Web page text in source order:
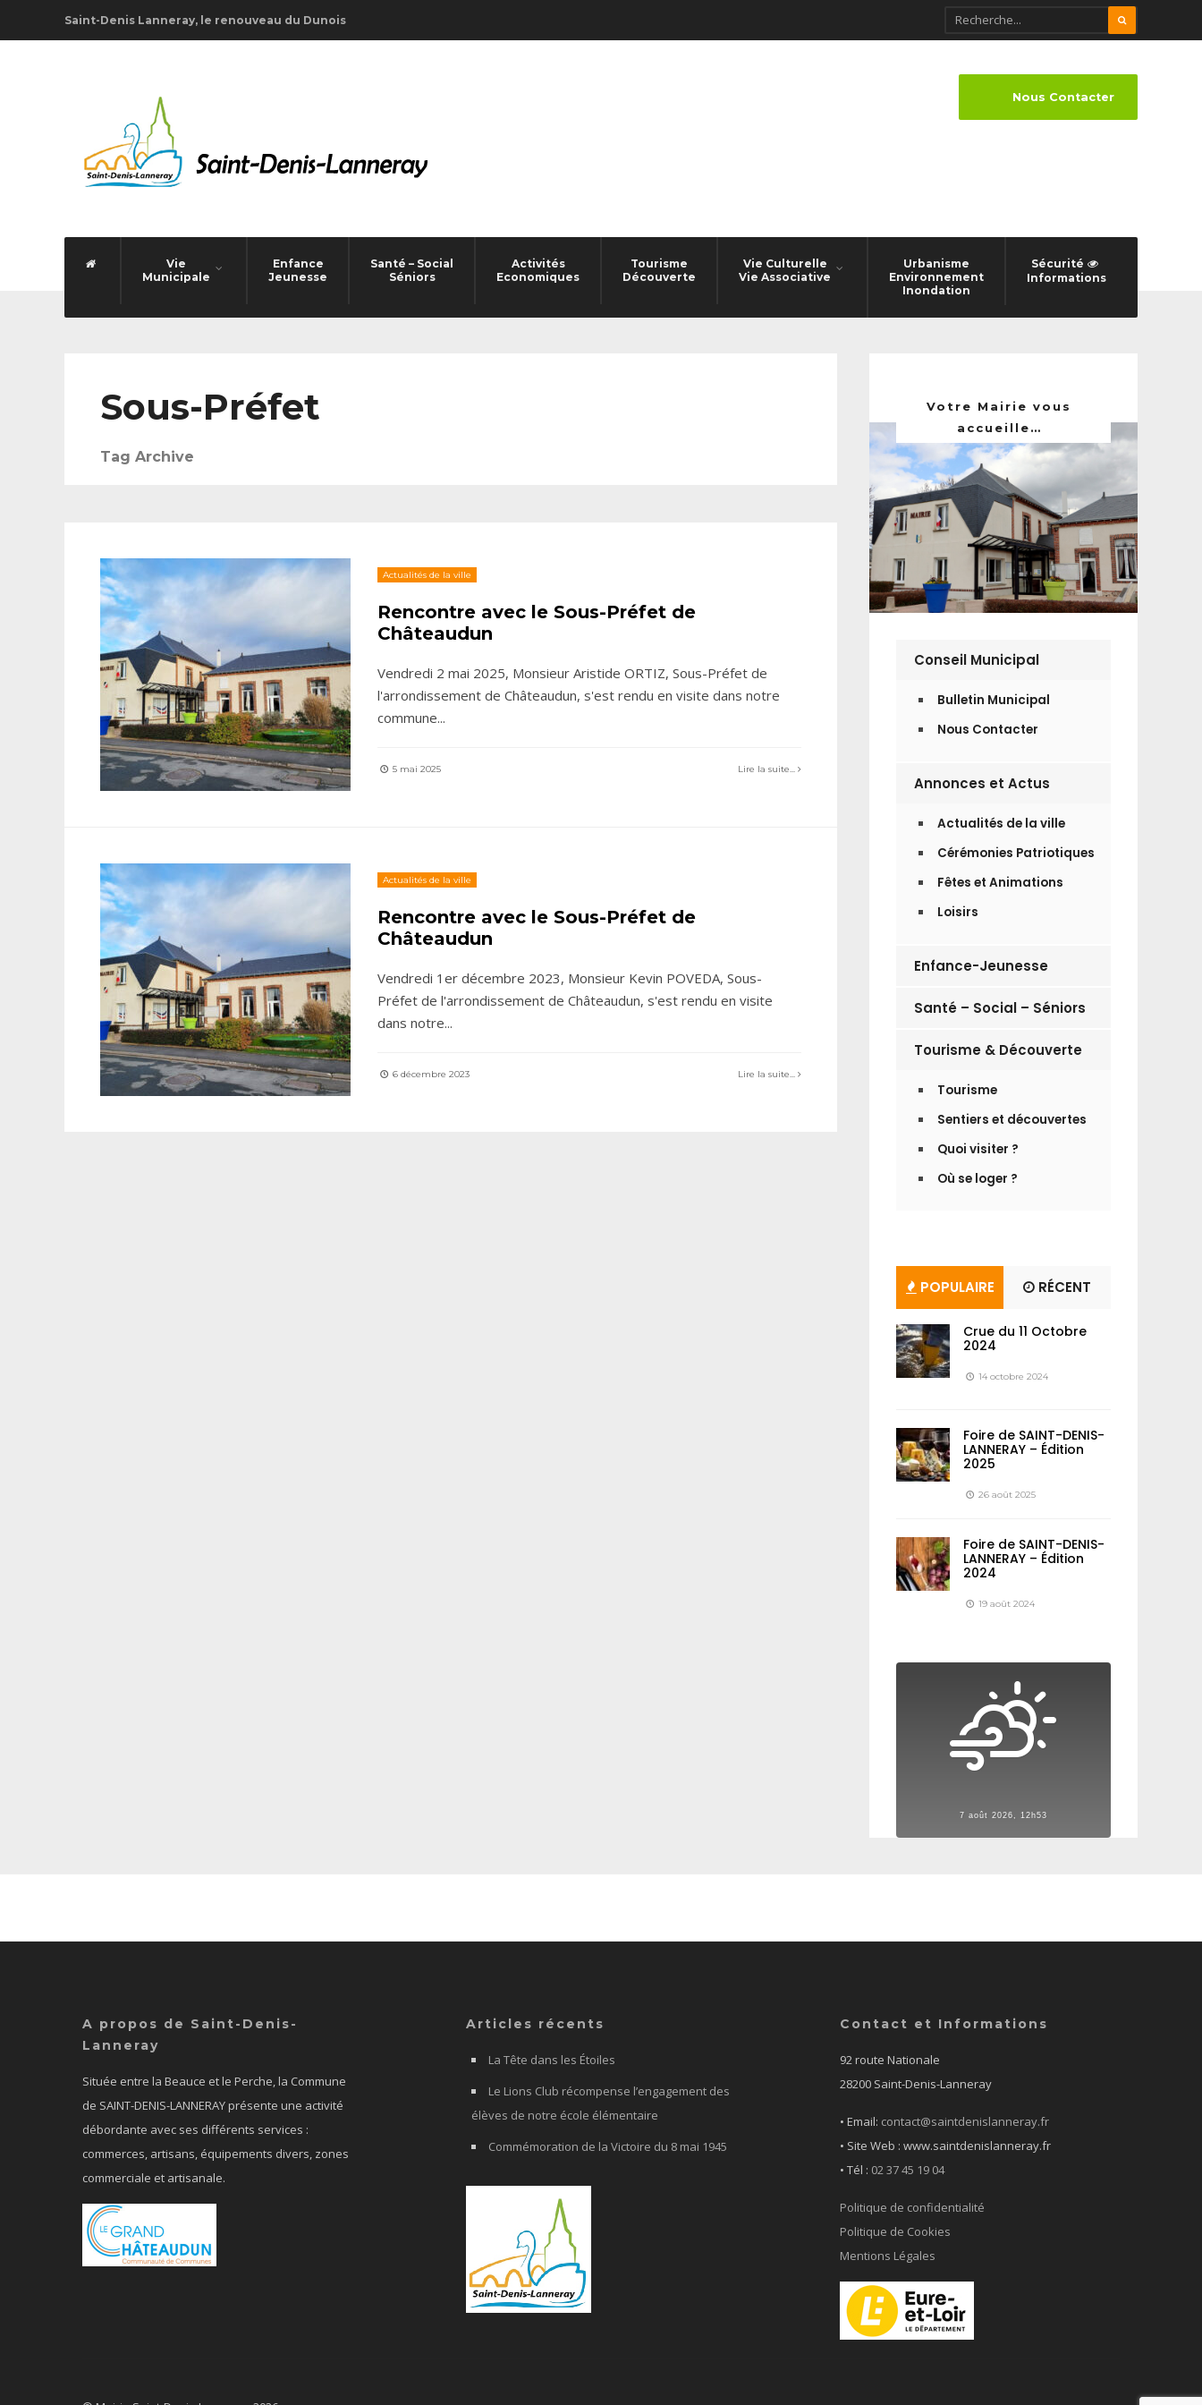
Saint-Denis Lanneray, le renouveau du Dunois
Vie
Municipale
Enfance
Jeunesse
Santé – Social
Séniors
Activités
Economiques
Tourisme
Découverte
Vie Culturelle
Vie Associative
Urbanisme
Environnement
Inondation
Sécurité
Informations
Nous Contacter
Sous-Préfet
Tag Archive
Actualités de la ville
Rencontre avec le Sous-Préfet de
Châteaudun
Vendredi 2 mai 2025, Monsieur Aristide ORTIZ, Sous-Préfet de
l'arrondissement de Châteaudun, s'est rendu en visite dans notre
commune...
5 mai 2025 Lire la suite...
Actualités de la ville
Rencontre avec le Sous-Préfet de
Châteaudun
Vendredi 1er décembre 2023, Monsieur Kevin POVEDA, Sous-
Préfet de l'arrondissement de Châteaudun, s'est rendu en visite
dans notre...
6 décembre 2023 Lire la suite...
Votre Mairie vous
accueille…
Conseil Municipal
Bulletin Municipal
Nous Contacter
Annonces et Actus
Actualités de la ville
Cérémonies Patriotiques
Fêtes et Animations
Loisirs
Enfance-Jeunesse
Santé – Social – Séniors
Tourisme & Découverte
Tourisme
Sentiers et découvertes
Quoi visiter ?
Où se loger ?
POPULAIRE RÉCENT
Crue du 11 Octobre
2024
14 octobre 2024
Foire de SAINT-DENIS-
LANNERAY – Édition
2025
26 août 2025
Foire de SAINT-DENIS-
LANNERAY – Édition
2024
19 août 2024
7 août 2026, 12h53
A propos de Saint-Denis-
Lanneray
Située entre la Beauce et le Perche, la Commune
de SAINT-DENIS-LANNERAY présente une activité
débordante avec ses différents services :
commerces, artisans, équipements divers, zones
commerciale et artisanale.
Articles récents
La Tête dans les Étoiles
Le Lions Club récompense l’engagement des
élèves de notre école élémentaire
Commémoration de la Victoire du 8 mai 1945
Contact et Informations
92 route Nationale
28200 Saint-Denis-Lanneray
• Email: contact@saintdenislanneray.fr
• Site Web : www.saintdenislanneray.fr
• Tél : 02 37 45 19 04
Politique de confidentialité
Politique de Cookies
Mentions Légales